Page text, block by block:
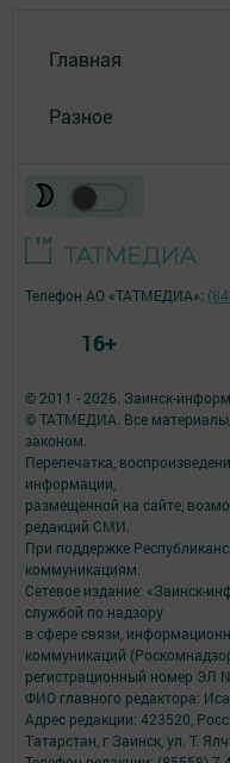
Главная
Разное
© 2011 - 2026. Заинск-
© ТАТМЕДИА. Все
законом.
Перепечатка,
информации,
размещенной на сайте,
редакций СМИ.
При поддержке
коммуникациям.
Сетевое издание: «Заинск-
службой по надзору
в сфере связи,
коммуникаций
регистрационный номер ЭЛ
ФИО главного редактора:
Адрес редакции: 423520,
Татарстан, г Заинск, ул. Т.
Телефон АО «ТАТМЕДИА»:
16+